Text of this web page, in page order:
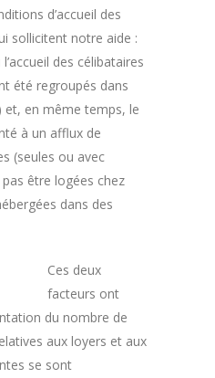
d’accueil des
sollicitent notre aide :
des célibataires
été regroupés dans
et, en même temps, le
à un afflux de
(seules ou avec
être logées chez
dans des
Ces deux
facteurs ont
du nombre de
aux loyers et aux
se sont